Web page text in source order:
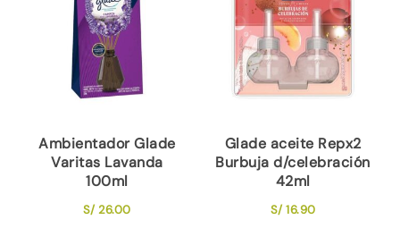
Ambientador Glade
Varitas Lavanda
100ml
S/26.00
Glade aceite Repx2
Burbuja d/celebración
42ml
S/16.90